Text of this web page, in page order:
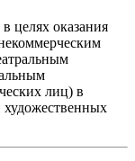
целях оказания
лиц) в
художественных